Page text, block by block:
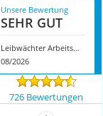
Unsere Bewertung
SEHR GUT
Leibwächter Arbeitsweste
08/2026
726 Bewertungen